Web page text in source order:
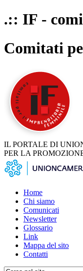
.:: IF -
Comitati
IL PORTALE DI
PER LA
Home
Chi siamo
Comunicati
Newsletter
Glossario
Link
Mappa del sito
Contatti